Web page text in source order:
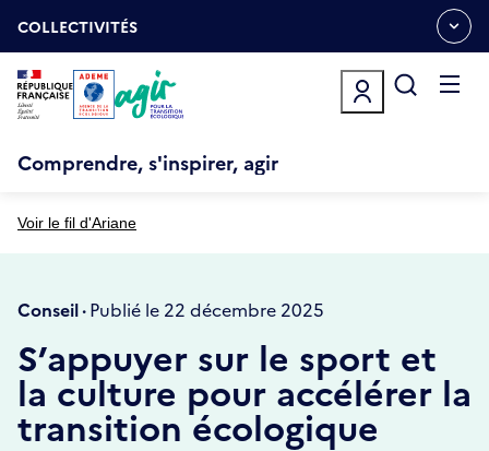
auOUVRIR
LE
MENU
ESPACE
COLLECTIVITÉS
Comprendre, s'inspirer, agir
Voir le fil d'Ariane
Conseil ·Publié le 22 décembre 2025
S’appuyer sur le sport et
la culture pour accélérer la
transition écologique